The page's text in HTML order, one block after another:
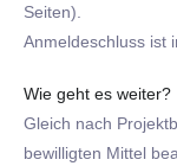
Seiten).
Anmeldeschluss ist
Wie geht es weiter?
Gleich nach
bewilligten Mittel